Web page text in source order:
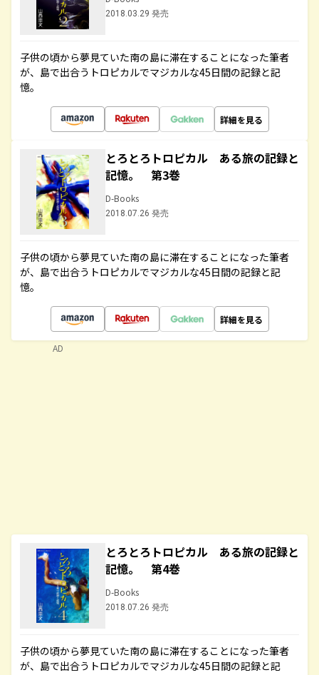
2018.03.29 発売
子供の頃から夢見ていた南の島に滞在することになった筆者
が、島で出合うトロピカルでマジカルな45日間の記録と記
憶。
詳細を見る
とろとろトロピカル ある旅の記録と
記憶。 第3巻
D-Books
2018.07.26 発売
子供の頃から夢見ていた南の島に滞在することになった筆者
が、島で出合うトロピカルでマジカルな45日間の記録と記
憶。
詳細を見る
とろとろトロピカル ある旅の記録と
記憶。 第4巻
D-Books
2018.07.26 発売
子供の頃から夢見ていた南の島に滞在することになった筆者
が、島で出合うトロピカルでマジカルな45日間の記録と記
AD